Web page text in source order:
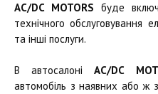
AC/DC MOTORS буде
технічного обслуговування
та інші послуги.
В автосалоніAC/DC
автомобіль з наявних або ж